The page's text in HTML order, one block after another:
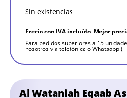
Al Wataniah Eqaab
Sin existencias
Precio con IVA incluído. Mejor
Para pedidos superiores a 15
nosotros via telefónica o Whatsapp (